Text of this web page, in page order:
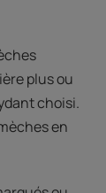
plus ou
choisi.
en